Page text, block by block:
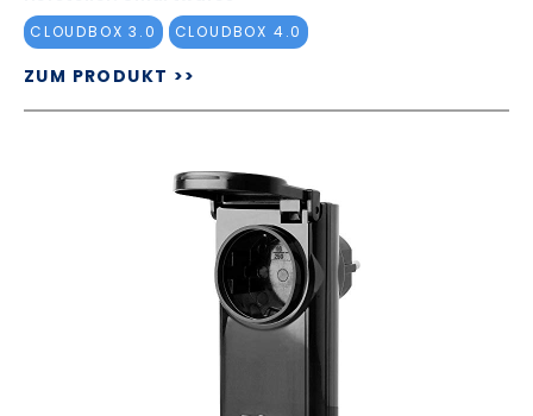
CLOUDBOX 3.0 CLOUDBOX 4.0
ZUM PRODUKT >>